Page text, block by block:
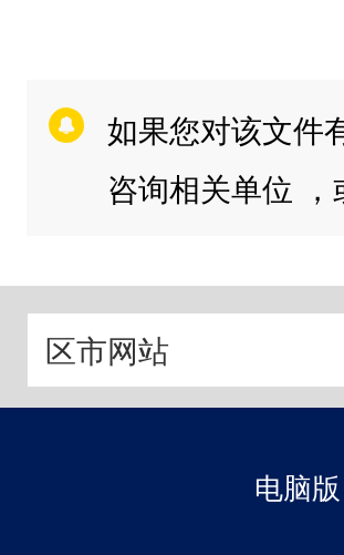
如果您对该文件
咨询相关单位
区市网站
电脑版